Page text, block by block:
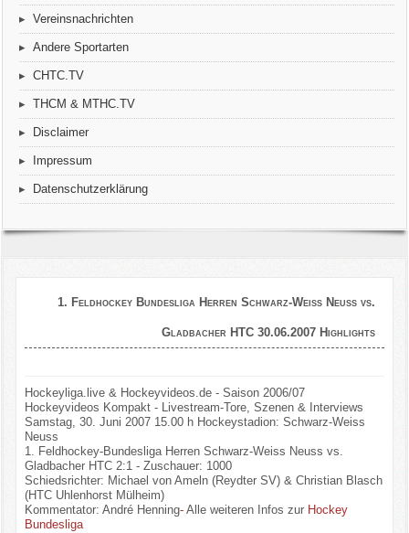
Vereinsnachrichten
Andere Sportarten
CHTC.TV
THCM & MTHC.TV
Disclaimer
Impressum
Datenschutzerklärung
1. Feldhockey Bundesliga Herren Schwarz-Weiss Neuss vs.
Gladbacher HTC 30.06.2007 Highlights
Hockeyliga.live & Hockeyvideos.de - Saison 2006/07
Hockeyvideos Kompakt - Livestream-Tore, Szenen & Interviews
Samstag, 30. Juni 2007 15.00 h Hockeystadion: Schwarz-Weiss
Neuss
1. Feldhockey-Bundesliga Herren Schwarz-Weiss Neuss vs.
Gladbacher HTC 2:1 - Zuschauer: 1000
Schiedsrichter: Michael von Ameln (Reydter SV) & Christian Blasch
(HTC Uhlenhorst Mülheim)
Kommentator: André Henning-Alle weiteren Infos zur Hockey
Bundesliga